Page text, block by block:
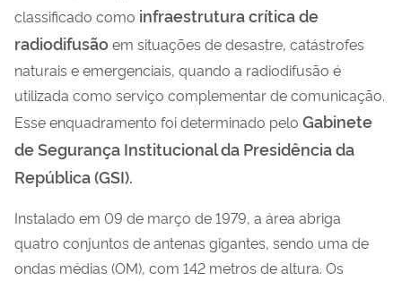
classificado como infraestrutura crítica de
radiodifusãoem situações de desastre, catástrofes
naturais e emergenciais, quando a radiodifusão é
utilizada como serviço complementar de comunicação.
Esse enquadramento foi determinado pelo Gabinete
de Segurança Institucional da Presidência da
República (GSI).
Instalado em 09 de março de 1979, a área abriga
quatro conjuntos de antenas gigantes, sendo uma de
ondas médias (OM), com 142 metros de altura. Os